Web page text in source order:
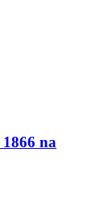
na